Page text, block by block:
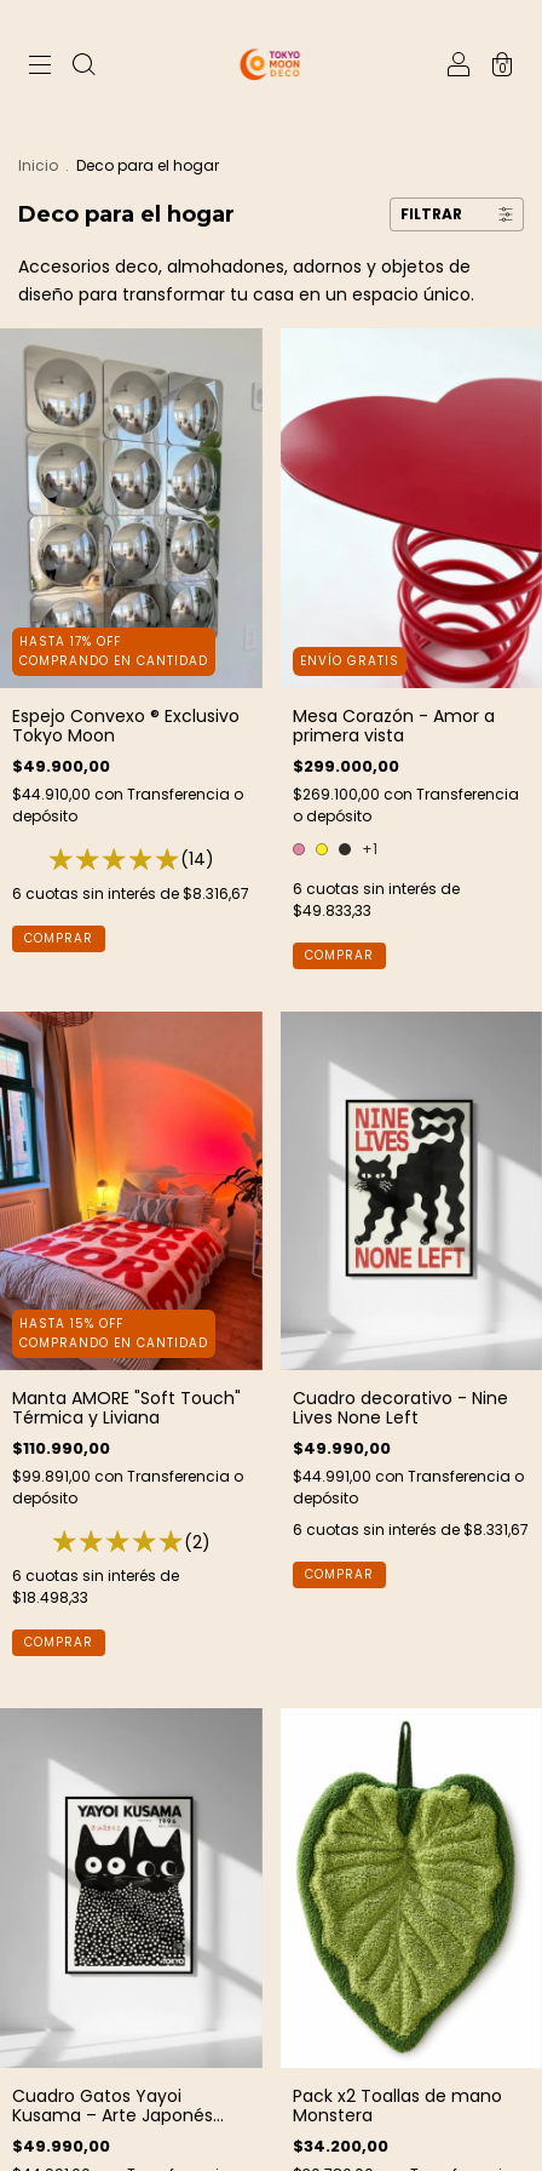
0
Inicio . Deco para el hogar
Deco para el hogar FILTRAR
Accesorios deco, almohadones, adornos y objetos de
diseño para transformar tu casa en un espacio único.
HASTA 17% OFF
COMPRANDO EN CANTIDAD
Espejo Convexo ® Exclusivo
Tokyo Moon
$49.900,00
$44.910,00 con Transferencia o
depósito
(14)
6 cuotas sin interés de$8.316,67
ENVÍO GRATIS
Mesa Corazón - Amor a
primera vista
$299.000,00
$269.100,00 con Transferencia
o depósito
+1
6 cuotas sin interés de
$49.833,33
COMPRAR
HASTA 15% OFF
COMPRANDO EN CANTIDAD
Manta AMORE "Soft Touch"
Térmica y Liviana
$110.990,00
$99.891,00 con Transferencia o
depósito
(2)
6 cuotas sin interés de
$18.498,33
Cuadro decorativo - Nine
Lives None Left
$49.990,00
$44.991,00 con Transferencia o
depósito
6 cuotas sin interés de$8.331,67
COMPRAR
Cuadro Gatos Yayoi
Kusama – Arte Japonés
Moderno
$49.990,00
Pack x2 Toallas de mano
Monstera
$34.200,00